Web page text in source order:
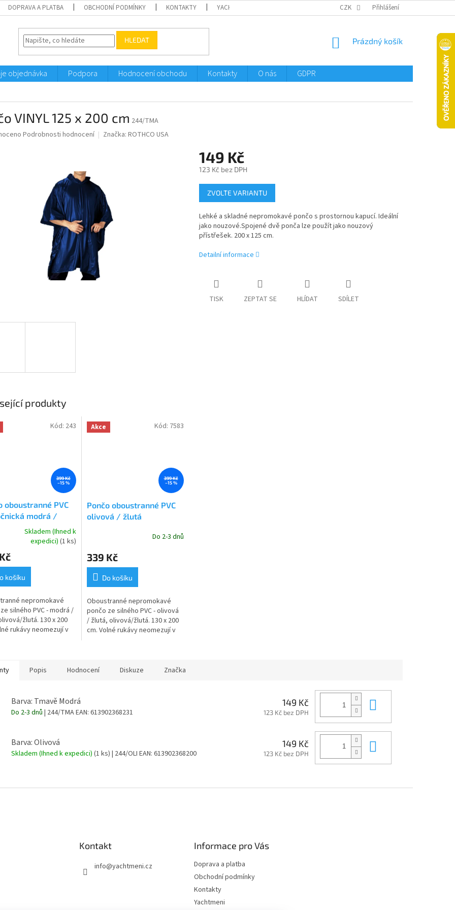
DOPRAVA A PLATBA OBCHODNÍ PODMÍNKY KONTAKTY YACHTMENI CZK Přihlášení
HLEDAT
NÁKUPNÍ
Prázdný košík
objednávka Podpora Hodnocení obchodu Kontakty O nás GDPR
VINYL 125 x 200 cm 244/TMA
Podrobnosti hodnocení Značka: ROTHCO USA
149 Kč
123 Kč bez DPH
Měrná
cena:
ZVOLTE VARIANTU
Lehké a skladné nepromokavé pončo s prostornou kapucí. Ideální
jako nouzové.Spojené dvě ponča lze použít jako nouzový
přístřešek. 200 x 125 cm.
Detailní informace
TISK ZEPTAT SE HLÍDAT SDÍLET
produkty
399 Kč
–15 %
oboustranné PVC
modrá /
"Forrest Gump"
Skladem (Ihned k
expedici) (1 ks)
košíku
nepromokavé
silného PVC - modrá /
žlutá. 130 x 200
rukávy neomezují v
Kód: 243 Akce
399 Kč
–15 %
Pončo oboustranné PVC
olivová / žlutá
Do 2-3 dnů
339 Kč
Do košíku
Oboustranné nepromokavé
pončo ze silného PVC - olivová
/ žlutá, olivová/žlutá. 130 x 200
cm. Volné rukávy neomezují v
Kód: 7583
Popis Hodnocení Diskuze Značka
Barva: Tmavě Modrá
Do 2-3 dnů | 244/TMAEAN: 613902368231
149 Kč
123 Kč bez DPH
Barva: Olivová
Skladem (Ihned k expedici) (1 ks) | 244/OLI EAN: 613902368200
149 Kč
123 Kč bez DPH
Kontakt
info@yachtmeni.cz
Informace pro Vás
Doprava a platba
Obchodní podmínky
Kontakty
Yachtmeni